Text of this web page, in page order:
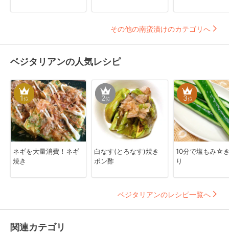
その他の南蛮漬けのカテゴリへ
ベジタリアンの人気レシピ
1位
ネギを大量消費！ネギ
焼き
2位
白なす(とろなす)焼き
ポン酢
3位
10分で塩もみ☆
り
ベジタリアンのレシピ一覧へ
関連カテゴリ